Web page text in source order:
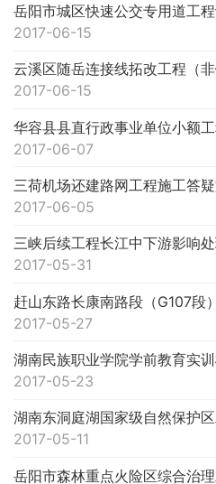
岳阳市城区快速公交专用道工
2017-06-15
2017-06-15
2017-06-07
三荷机场还建路网工程施工答疑
2017-06-05
2017-05-31
2017-05-27
2017-05-23
2017-05-11